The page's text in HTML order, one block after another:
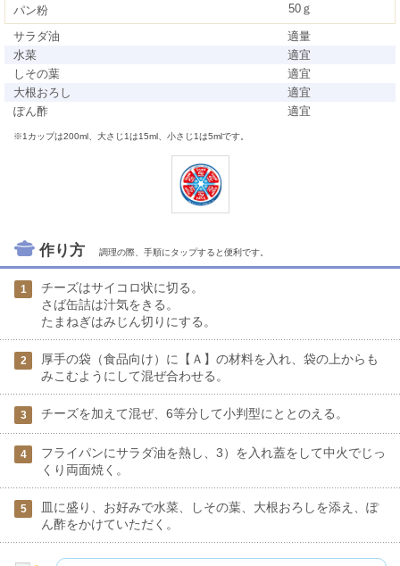
パン粉
50ｇ
サラダ油
適量
水菜
適宜
しその葉
適宜
大根おろし
適宜
ぽん酢
適宜
※1カップは200ml、大さじ1は15ml、小さじ1は5mlです。
作り方 調理の際、手順にタップすると便利です。
1
チーズはサイコロ状に切る。
さば缶詰は汁気をきる。
たまねぎはみじん切りにする。
2
厚手の袋（食品向け）に【Ａ】の材料を入れ、袋の上からも
みこむようにして混ぜ合わせる。
3 チーズを加えて混ぜ、6等分して小判型にととのえる。
4
フライパンにサラダ油を熱し、3）を入れ蓋をして中火でじっ
くり両面焼く。
5
皿に盛り、お好みで水菜、しその葉、大根おろしを添え、ぽ
ん酢をかけていただく。